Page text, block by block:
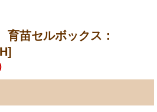
苗セルボックス：